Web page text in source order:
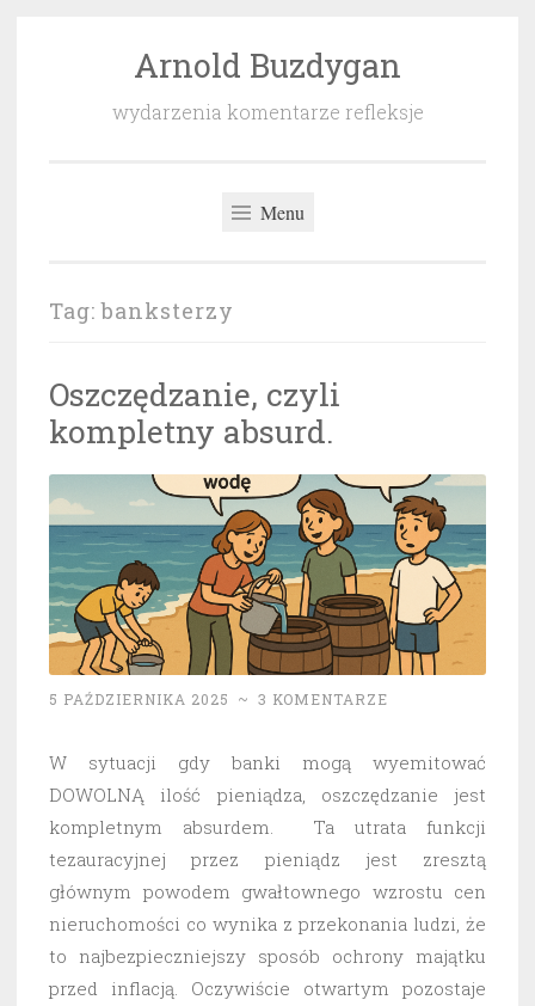
Arnold Buzdygan
wydarzenia komentarze refleksje
Menu
Tag:banksterzy
Oszczędzanie, czyli
kompletny absurd.
5 PAŹDZIERNIKA 2025 ~ 3 KOMENTARZE
W sytuacji gdy banki mogą wyemitować
DOWOLNĄ ilość pieniądza, oszczędzanie jest
kompletnym absurdem. Ta utrata funkcji
tezauracyjnej przez pieniądz jest zresztą
głównym powodem gwałtownego wzrostu cen
nieruchomości co wynika z przekonania ludzi, że
to najbezpieczniejszy sposób ochrony majątku
przed inflacją. Oczywiście otwartym pozostaje